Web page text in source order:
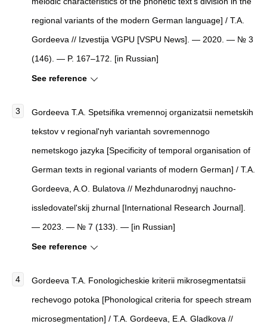
regional variants of the modern German language] / T.A.
Gordeeva // Izvestija VGPU [VSPU News]. — 2020. — № 3
(146). — P. 167–172. [in Russian]
See reference
Gordeeva T.A. Spetsifika vremennoj organizatsii nemetskih
tekstov v regional'nyh variantah sovremennogo
nemetskogo jazyka [Specificity of temporal organisation of
German texts in regional variants of modern German] / T.A.
Gordeeva, A.O. Bulatova // Mezhdunarodnyj nauchno-
issledovatel'skij zhurnal [International Research Journal].
— 2023. — № 7 (133). — [in Russian]
See reference
Gordeeva T.A. Fonologicheskie kriterii mikrosegmentatsii
rechevogo potoka [Phonological criteria for speech stream
microsegmentation] / T.A. Gordeeva, E.A. Gladkova //